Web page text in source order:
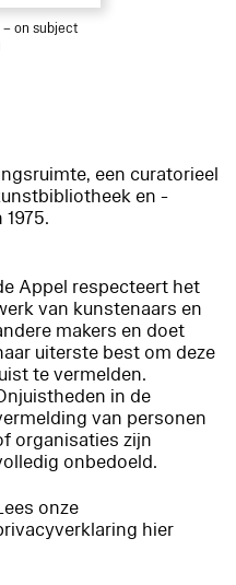
on subject
een curatorieel
en -
Appel respecteert het
van kunstenaars en
makers en doet
uiterste best om deze
te vermelden.
in de
van personen
organisaties zijn
onbedoeld.
onze
hier